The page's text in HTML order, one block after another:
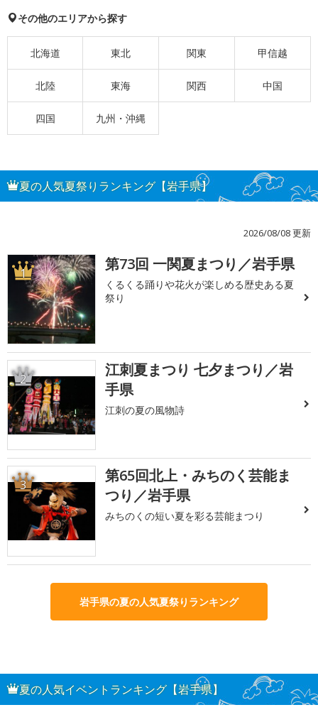
その他のエリアから探す
北海道 東北 関東 甲信越
北陸 東海 関西 中国
四国 九州・沖縄
夏の人気夏祭りランキング【岩手県】
2026/08/08 更新
1 第73回 一関夏まつり／岩手県
くるくる踊りや花火が楽しめる歴史ある夏
祭り
2
江刺夏まつり 七夕まつり／岩
手県
江刺の夏の風物詩
3
第65回北上・みちのく芸能ま
つり／岩手県
みちのくの短い夏を彩る芸能まつり
岩手県の夏の人気夏祭りランキング
夏の人気イベントランキング【岩手県】